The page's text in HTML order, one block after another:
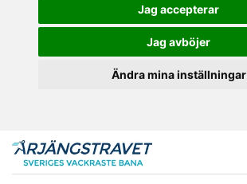
Jag accepterar
Jag avböjer
Ändra mina inställningar